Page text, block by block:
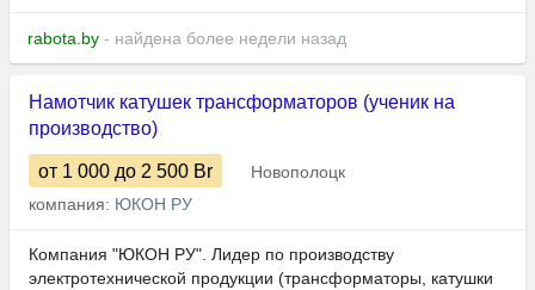
rabota.by - найдена более недели назад
Намотчик катушек трансформаторов (ученик на
производство)
от 1 000 до 2 500 Br
Новополоцк
компания: ЮКОН РУ
Компания "ЮКОН РУ". Лидер по производству
электротехнической продукции (трансформаторы, катушки